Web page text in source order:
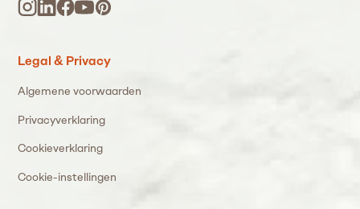
Legal & Privacy
Algemene voorwaarden
Privacyverklaring
Cookieverklaring
Cookie-instellingen